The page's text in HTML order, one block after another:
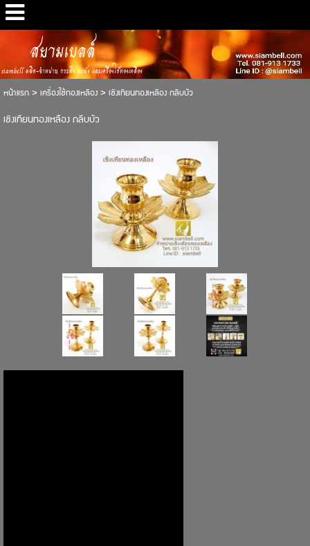
สยามเบลล์
siambell ผลิต-จำหน่าย กระดิ่ง ระฆัง และเครื่องใช้ทองเหลือง
หน้าแรก> เครื่องใช้ทองเหลือง> เชิงเทียนทองเหลือง กลีบบัว
เชิงเทียนทองเหลือง กลีบบัว